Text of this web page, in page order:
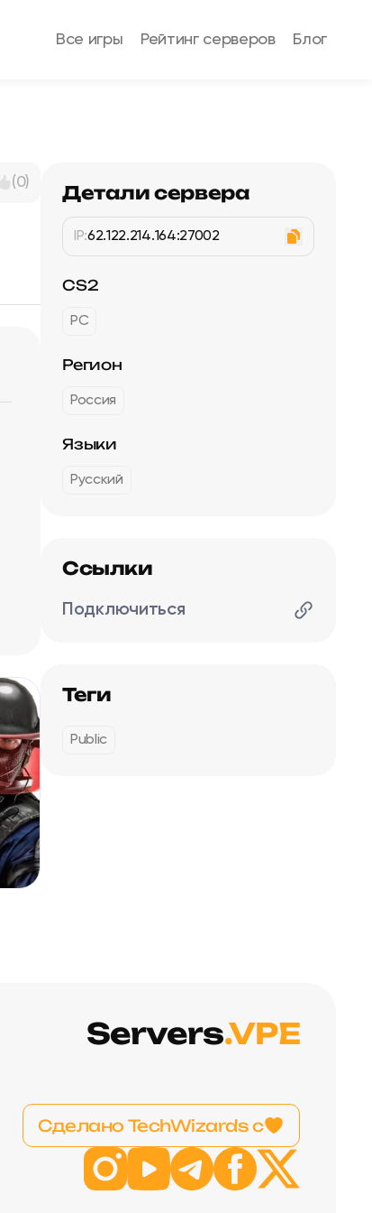
Все игры Рейтинг серверов Блог
(0) Детали сервера
IP:62.122.214.164:27002
CS2
PC
Регион
Россия
Языки
Русский
Ссылки
Подключиться
Теги
Public
Servers.VPE
Сделано TechWizards с